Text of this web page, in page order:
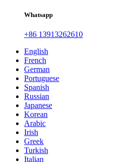
Whatsapp
+86 13913262610
English
French
German
Portuguese
Spanish
Russian
Japanese
Korean
Arabic
Irish
Greek
Turkish
Italian